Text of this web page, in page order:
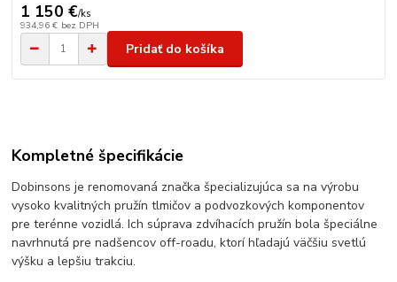
1 150 €/ks
934,96 € bez DPH
Pridať do košíka
Kompletné špecifikácie
Dobinsons je renomovaná značka špecializujúca sa na výrobu
vysoko kvalitných pružín tlmičov a podvozkových komponentov
pre terénne vozidlá. Ich súprava zdvíhacích pružín bola špeciálne
navrhnutá pre nadšencov off-roadu, ktorí hľadajú väčšiu svetlú
výšku a lepšiu trakciu.